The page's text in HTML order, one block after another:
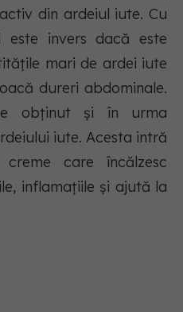
din ardeiul iute. Cu
este invers dacă este
mari de ardei iute
dureri abdominale.
obținut și în urma
iute. Acesta intră
care încălzesc
inflamațiile și ajută la